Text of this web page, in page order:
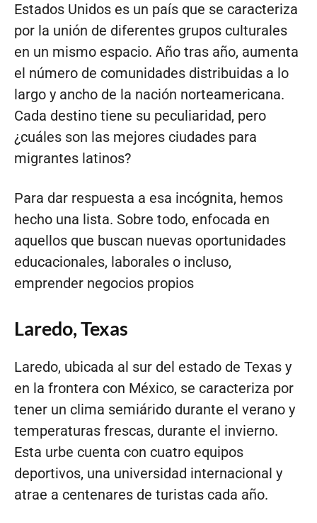
Estados Unidos es un país que se caracteriza
por la unión de diferentes grupos culturales
en un mismo espacio. Año tras año, aumenta
el número de comunidades distribuidas a lo
largo y ancho de la nación norteamericana.
Cada destino tiene su peculiaridad, pero
¿cuáles son las mejores ciudades para
migrantes latinos?
Para dar respuesta a esa incógnita, hemos
hecho una lista. Sobre todo, enfocada en
aquellos que buscan nuevas oportunidades
educacionales, laborales o incluso,
emprender negocios propios
Laredo, Texas
Laredo, ubicada al sur del estado de Texas y
en la frontera con México, se caracteriza por
tener un clima semiárido durante el verano y
temperaturas frescas, durante el invierno.
Esta urbe cuenta con cuatro equipos
deportivos, una universidad internacional y
atrae a centenares de turistas cada año.